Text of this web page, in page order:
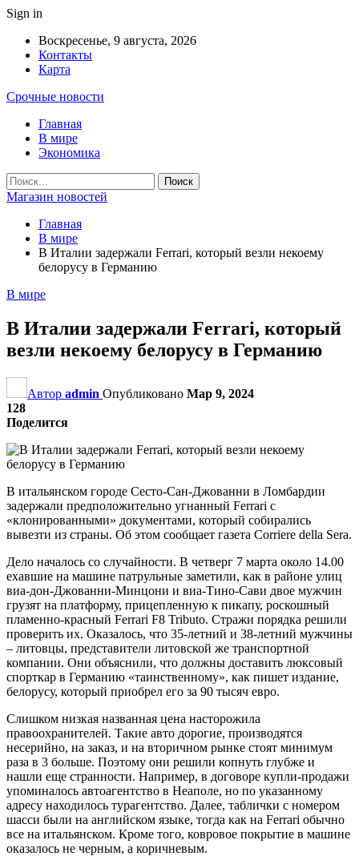
Sign in
Воскресенье, 9 августа, 2026
Контакты
Карта
Срочные новости
Главная
В мире
Экономика
Магазин новостей
Главная
В мире
В Италии задержали Ferrari, который везли некоему
белорусу в Германию
В мире
В Италии задержали Ferrari, который
везли некоему белорусу в Германию
Автор admin Опубликовано Мар 9, 2024
128
Поделится
В итальянском городе Сесто-Сан-Джованни в Ломбардии
задержали предположительно угнанный Ferrari с
«клонированными» документами, который собирались
вывезти из страны. Об этом сообщает газета Corriere della Sera.
Дело началось со случайности. В четверг 7 марта около 14.00
ехавшие на машине патрульные заметили, как в районе улиц
виа-дон-Джованни-Минцони и виа-Тино-Сави двое мужчин
грузят на платформу, прицепленную к пикапу, роскошный
пламенно-красный Ferrari F8 Tributo. Стражи порядка решили
проверить их. Оказалось, что 35-летний и 38-летний мужчины
– литовцы, представители литовской же транспортной
компании. Они объяснили, что должны доставить люксовый
спорткар в Германию «таинственному», как пишет издание,
белорусу, который приобрел его за 90 тысяч евро.
Слишком низкая названная цена насторожила
правоохранителей. Такие авто дорогие, производятся
несерийно, на заказ, и на вторичном рынке стоят минимум
раза в 3 больше. Поэтому они решили копнуть глубже и
нашли еще странности. Например, в договоре купли-продажи
упоминалось автоагентство в Неаполе, но по указанному
адресу находилось турагентство. Далее, таблички с номером
шасси были на английском языке, тогда как на Ferrari обычно
все на итальянском. Кроме того, ковровое покрытие в машине
оказалось не черным, а коричневым.